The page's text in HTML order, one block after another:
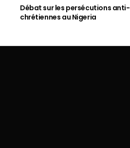
Débat sur les persécutions anti-
chrétiennes au Nigeria